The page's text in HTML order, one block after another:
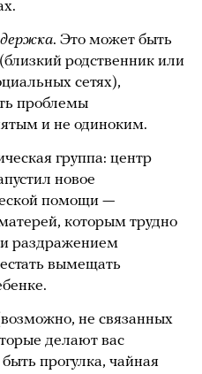
. Это может быть
родственник или
сетях),
проблемы
и не одиноким.
группа: центр
новое
помощи —
которым трудно
и раздражением
вымещать
не связанных
делают вас
прогулка, чайная